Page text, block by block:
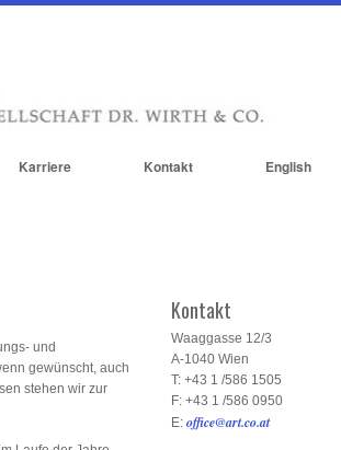
Karriere Kontakt English
und
gewünscht, auch
stehen wir zur
Kontakt
Waaggasse 12/3
A-1040 Wien
T: +43 1 /586 1505
F: +43 1 /586 0950
E: office@art.co.at